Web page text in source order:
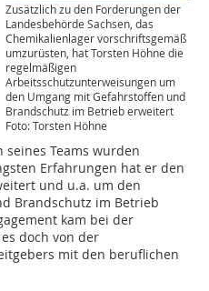
Zusätzlich zu den Forderungen der
Landesbehörde Sachsen, das
Chemikalienlager vorschriftsgemäß
umzurüsten, hat Torsten Höhne die
regelmäßigen
Arbeitsschutzunterweisungen um
den Umgang mit Gefahrstoffen und
Brandschutz im Betrieb erweitert
Foto: Torsten Höhne
Teams wurden
Erfahrungen hat er den
und u.a. um den
Brandschutz im Betrieb
kam bei der
doch von der
mit den beruflichen